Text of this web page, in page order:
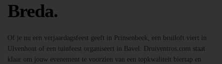
Breda.
Of je nu een verjaardagsfeest geeft in Prinsenbeek, een bruiloft viert in
Ulvenhout of een tuinfeest organiseert in Bavel: Druiventros.com staat
klaar om jouw evenement te voorzien van een topkwaliteit biertap en